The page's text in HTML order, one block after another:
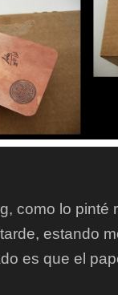
como lo
estando
es que el